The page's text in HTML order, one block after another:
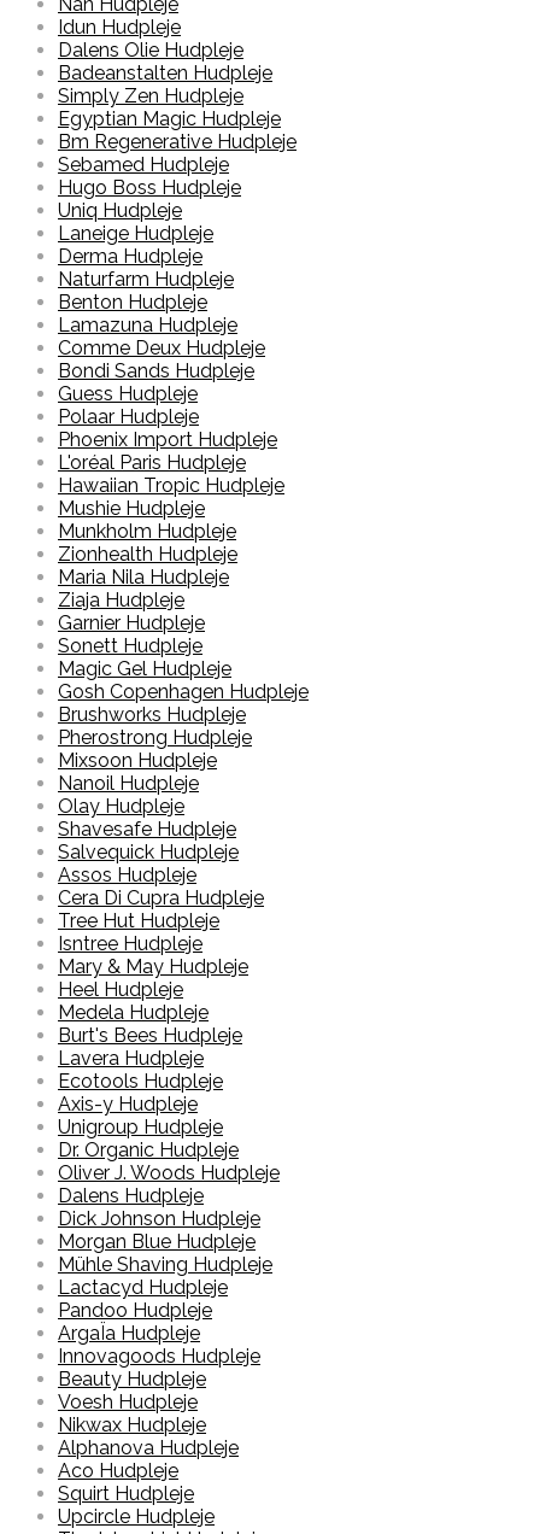
Idun Hudpleje
Dalens Olie Hudpleje
Badeanstalten Hudpleje
Simply Zen Hudpleje
Egyptian Magic Hudpleje
Bm Regenerative Hudpleje
Sebamed Hudpleje
Hugo Boss Hudpleje
Uniq Hudpleje
Laneige Hudpleje
Derma Hudpleje
Naturfarm Hudpleje
Benton Hudpleje
Lamazuna Hudpleje
Comme Deux Hudpleje
Bondi Sands Hudpleje
Guess Hudpleje
Polaar Hudpleje
Phoenix Import Hudpleje
L'oréal Paris Hudpleje
Hawaiian Tropic Hudpleje
Mushie Hudpleje
Munkholm Hudpleje
Zionhealth Hudpleje
Maria Nila Hudpleje
Ziaja Hudpleje
Garnier Hudpleje
Sonett Hudpleje
Magic Gel Hudpleje
Gosh Copenhagen Hudpleje
Brushworks Hudpleje
Pherostrong Hudpleje
Mixsoon Hudpleje
Nanoil Hudpleje
Olay Hudpleje
Shavesafe Hudpleje
Salvequick Hudpleje
Assos Hudpleje
Cera Di Cupra Hudpleje
Tree Hut Hudpleje
Isntree Hudpleje
Mary & May Hudpleje
Heel Hudpleje
Medela Hudpleje
Burt's Bees Hudpleje
Lavera Hudpleje
Ecotools Hudpleje
Axis-y Hudpleje
Unigroup Hudpleje
Dr. Organic Hudpleje
Oliver J. Woods Hudpleje
Dalens Hudpleje
Dick Johnson Hudpleje
Morgan Blue Hudpleje
Mühle Shaving Hudpleje
Lactacyd Hudpleje
Pandoo Hudpleje
ArgaÏa Hudpleje
Innovagoods Hudpleje
Beauty Hudpleje
Voesh Hudpleje
Nikwax Hudpleje
Alphanova Hudpleje
Aco Hudpleje
Squirt Hudpleje
Upcircle Hudpleje